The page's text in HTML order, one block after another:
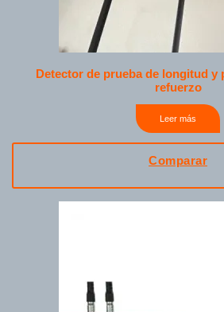
Detector de prueba de longitud y
refuerzo
Leer más
Comparar